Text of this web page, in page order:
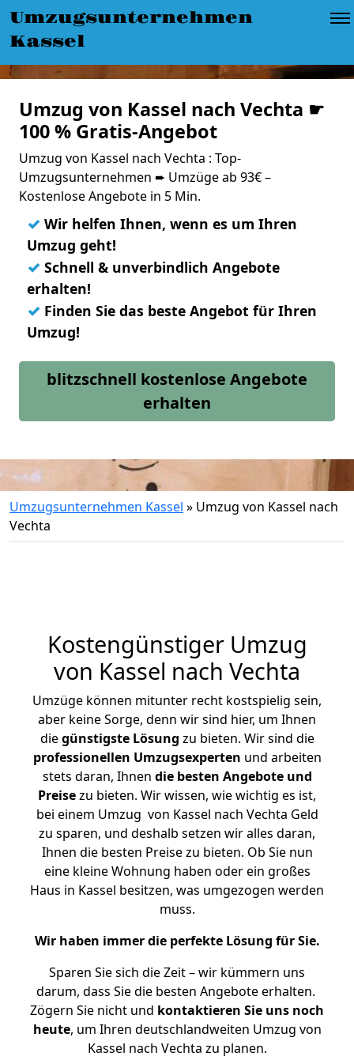
Umzugsunternehmen
Kassel
Umzug von Kassel nach Vechta ☛
100 % Gratis-Angebot
Umzug von Kassel nach Vechta : Top-
Umzugsunternehmen ➨ Umzüge ab 93€ –
Kostenlose Angebote in 5 Min.
✓ Wir helfen Ihnen, wenn es um Ihren
Umzug geht!
✓ Schnell & unverbindlich Angebote
erhalten!
✓ Finden Sie das beste Angebot für Ihren
Umzug!
blitzschnell kostenlose Angebote
erhalten
Umzugsunternehmen Kassel » Umzug von Kassel nach
Vechta
Kostengünstiger Umzug
von Kassel nach Vechta
Umzüge können mitunter recht kostspielig sein,
aber keine Sorge, denn wir sind hier, um Ihnen
diegünstigste Lösung zu bieten. Wir sind die
professionellen Umzugsexperten und arbeiten
stets daran, Ihnen die besten Angebote und
Preisezu bieten. Wir wissen, wie wichtig es ist,
bei einem Umzug von Kassel nach Vechta Geld
zu sparen, und deshalb setzen wir alles daran,
Ihnen die besten Preise zu bieten. Ob Sie nun
eine kleine Wohnung haben oder ein großes
Haus in Kassel besitzen, was umgezogen werden
muss.
Wir haben immer die perfekte Lösung für Sie.
Sparen Sie sich die Zeit – wir kümmern uns
darum, dass Sie die besten Angebote erhalten.
Zögern Sie nicht und kontaktieren Sie uns noch
heute, um Ihren deutschlandweiten Umzug von
Kassel nach Vechta zu planen.